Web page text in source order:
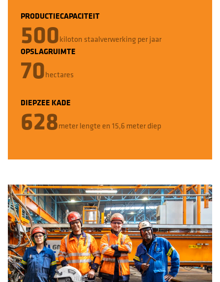
PRODUCTIECAPACITEIT
500kiloton staalverwerking per jaar
OPSLAGRUIMTE
70hectares
DIEPZEE KADE
628meter lengte en 15,6 meter diep